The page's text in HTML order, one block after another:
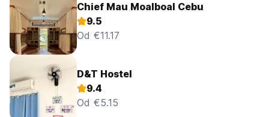
Chief Mau Moalboal Cebu
9.5
Od €11.17
D&T Hostel
9.4
Od €5.15